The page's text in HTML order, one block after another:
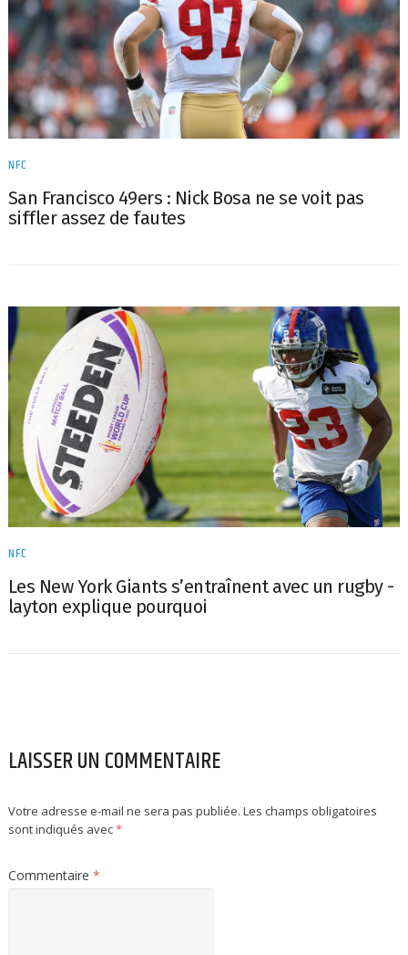
NFC
San Francisco 49ers : Nick Bosa ne se voit pas
siffler assez de fautes
NFC
Les New York Giants s’entraînent avec un rugby -
layton explique pourquoi
LAISSER UN COMMENTAIRE
Votre adresse e-mail ne sera pas publiée. Les champs obligatoires
sont indiqués avec*
Commentaire *